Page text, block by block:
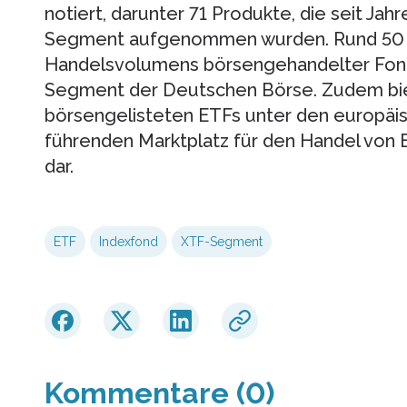
notiert, darunter 71 Produkte, die seit
Segment aufgenommen wurden. Rund
Handelsvolumens börsengehandelter
Segment der Deutschen Börse. Zudem
börsengelisteten ETFs unter den
führenden Marktplatz für den Handel von
dar.
ETF Indexfond XTF-Segment
Kommentare (0)